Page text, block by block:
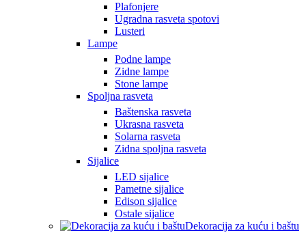
Plafonjere
Ugradna rasveta spotovi
Lusteri
Lampe
Podne lampe
Zidne lampe
Stone lampe
Spoljna rasveta
Baštenska rasveta
Ukrasna rasveta
Solarna rasveta
Zidna spoljna rasveta
Sijalice
LED sijalice
Pametne sijalice
Edison sijalice
Ostale sijalice
Dekoracija za kuću i baštu